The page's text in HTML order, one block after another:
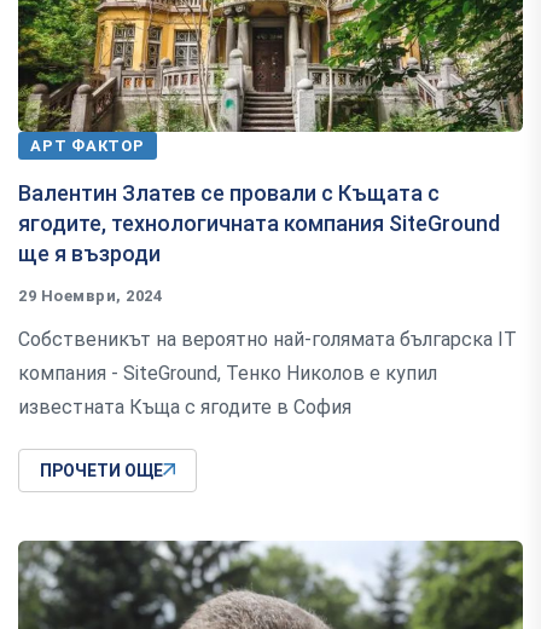
АРТ ФАКТОР
Валентин Златев се провали с Къщата с
ягодите, технологичната компания SiteGround
ще я възроди
29 Ноември, 2024
Собственикът на вероятно най-голямата българска IT
компания - SiteGround, Тенко Николов е купил
известната Къща с ягодите в София
ПРОЧЕТИ ОЩЕ